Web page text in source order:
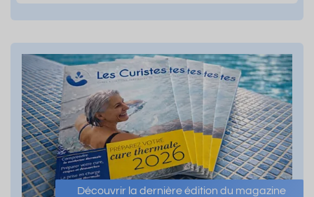
Découvrir la dernière édition du magazine